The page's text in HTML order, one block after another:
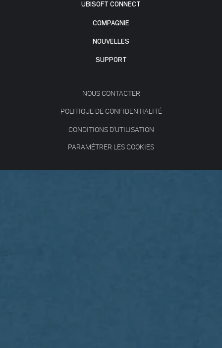
UBISOFT CONNECT
COMPAGNIE
NOUVELLES
SUPPORT
NOUS CONTACTER
POLITIQUE DE CONFIDENTIALITÉ
CONDITIONS D'UTILISATION
PARAMÉTRER LES COOKIES